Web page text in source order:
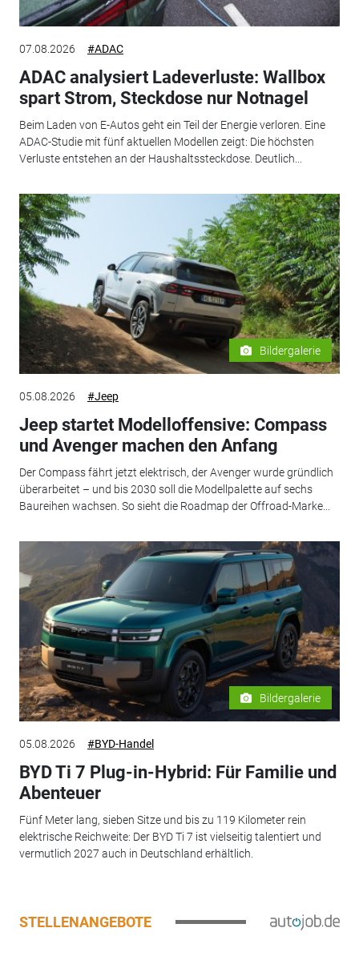
07.08.2026 #ADAC
ADAC analysiert Ladeverluste: Wallbox
spart Strom, Steckdose nur Notnagel
Beim Laden von E-Autos geht ein Teil der Energie verloren. Eine
ADAC-Studie mit fünf aktuellen Modellen zeigt: Die höchsten
Verluste entstehen an der Haushaltssteckdose. Deutlich...
Bildergalerie
05.08.2026 #Jeep
Jeep startet Modelloffensive: Compass
und Avenger machen den Anfang
Der Compass fährt jetzt elektrisch, der Avenger wurde gründlich
überarbeitet – und bis 2030 soll die Modellpalette auf sechs
Baureihen wachsen. So sieht die Roadmap der Offroad-Marke...
Bildergalerie
05.08.2026 #BYD-Handel
BYD Ti 7 Plug-in-Hybrid: Für Familie und
Abenteuer
Fünf Meter lang, sieben Sitze und bis zu 119 Kilometer rein
elektrische Reichweite: Der BYD Ti 7 ist vielseitig talentiert und
vermutlich 2027 auch in Deutschland erhältlich.
STELLENANGEBOTE